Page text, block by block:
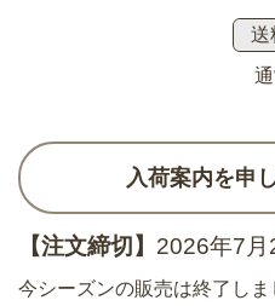
送
入荷案内を申
【注文締切】 2026年7月
今シーズンの販売は終了しま